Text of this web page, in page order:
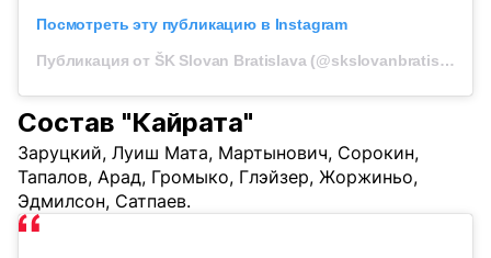
Посмотреть эту публикацию в Instagram
Публикация от ŠK Slovan Bratislava (@skslovanbratislava)
Состав "Кайрата"
Заруцкий, Луиш Мата, Мартынович, Сорокин,
Тапалов, Арад, Громыко, Глэйзер, Жоржиньо,
Эдмилсон, Сатпаев.